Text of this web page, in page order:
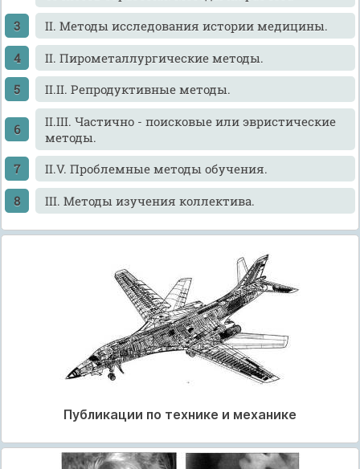
II. Методы исследования истории медицины.
II. Пирометаллургические методы.
II.II. Репродуктивные методы.
II.III. Частично - поисковые или эвристические
методы.
II.V. Проблемные методы обучения.
III. Методы изучения коллектива.
Публикации по технике и механике